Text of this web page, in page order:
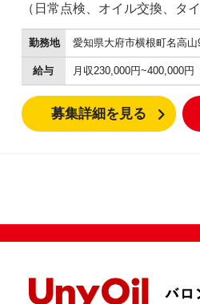
（日常点検、オイル交換、タ
重整備など） また、点検結果
車のメンテナンスのアドバイ
に日々整備技術の向上に取り
格取得を目指して下さい！ ○未経験の方○ 空気圧点検
や簡単な日常点検から始めて
でオイル交換やタイヤ交換な
いては、会社にて全面的にバ
体的には、講習に掛かる費用
勤務地
給与
募集詳細を見る